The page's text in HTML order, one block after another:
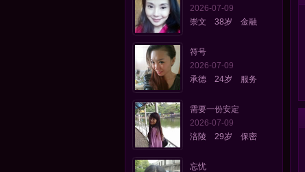
2026-07-09
崇文 38岁 金融
符号
2026-07-09
承德 24岁 服务
需要一份安定
2026-07-09
涪陵 29岁 保密
忘忧